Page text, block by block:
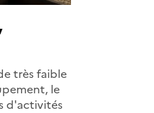
très faible
le
d'activités